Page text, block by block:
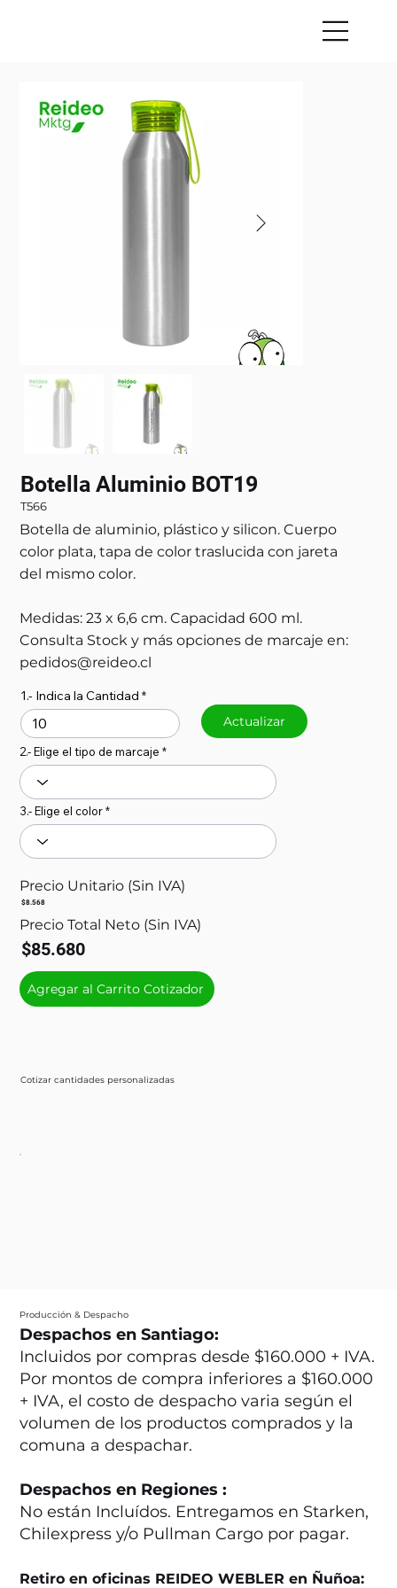
Botella Aluminio BOT19
T566
Botella de aluminio, plástico y silicon. Cuerpo
color plata, tapa de color traslucida con jareta
del mismo color.
Medidas: 23 x 6,6 cm. Capacidad 600 ml.
Consulta Stock y más opciones de marcaje en:
pedidos@reideo.cl
Cotizar cantidades personalizadas
1.- Indica la Cantidad
Actualizar
2.- Elige el tipo de marcaje
3.- Elige el color
Precio Unitario (Sin IVA)
$8.568
Precio Total Neto (Sin IVA)
$85.680
Agregar al Carrito Cotizador
Producción & Despacho
Despachos en Santiago:
Incluidos por compras desde $160.000 + IVA.
Por montos de compra inferiores a $160.000
+ IVA, el costo de despacho varia según el
volumen de los productos comprados y la
comuna a despachar.
Despachos en Regiones :
No están Incluídos. Entregamos en Starken,
Chilexpress y/o Pullman Cargo por pagar.
Retiro en oficinas REIDEO WEBLER en Ñuñoa: